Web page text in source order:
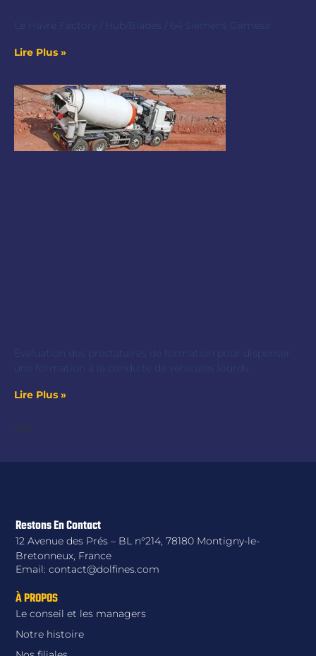
Le Havre Factory / Hub/Blades / 64 Siemens Gamesa
Lire Plus »
Évaluation des prestataires de formation pour dispenser
une formation à la conduite de véhicules lourds.
Lire Plus »
À PROPOS
Le conseil et les managers
Notre histoire
Restons En Contact
12 Avenue des Prés – BL n°214, 78180 Montigny-le-
Bretonneux, France
Email: contact@dolfines.com